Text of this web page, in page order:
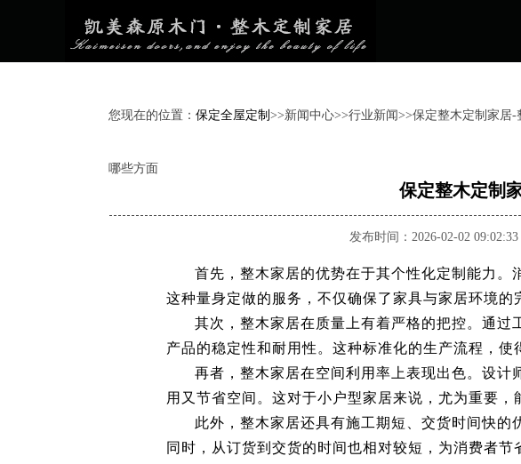
您现在的位置： 保定全屋定制 >>新闻中心>>行业新闻>>保定整木定制家居
哪些方面
保定整木定制
发布时间：2026-02-02
首先，整木家居的优势在于其个性化定制能力。
这种量身定做的服务，不仅确保了家具与家居环境的
其次，整木家居在质量上有着严格的把控。通
产品的稳定性和耐用性。这种标准化的生产流程，使
再者，整木家居在空间利用率上表现出色。设
用又节省空间。这对于小户型家居来说，尤为重要
此外，整木家居还具有施工期短、交货时间快的
同时，从订货到交货的时间也相对较短，为消费者节